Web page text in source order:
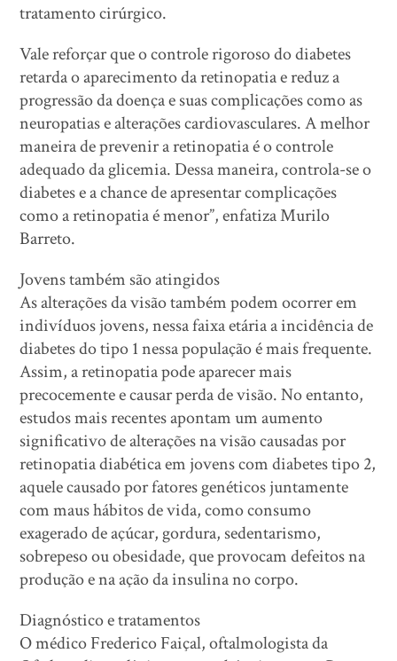
tratamento cirúrgico.
Vale reforçar que o controle rigoroso do diabetes
retarda o aparecimento da retinopatia e reduz a
progressão da doença e suas complicações como as
neuropatias e alterações cardiovasculares. A melhor
maneira de prevenir a retinopatia é o controle
adequado da glicemia. Dessa maneira, controla-se o
diabetes e a chance de apresentar complicações
como a retinopatia é menor”, enfatiza Murilo
Barreto.
Jovens também são atingidos
As alterações da visão também podem ocorrer em
indivíduos jovens, nessa faixa etária a incidência de
diabetes do tipo 1 nessa população é mais frequente.
Assim, a retinopatia pode aparecer mais
precocemente e causar perda de visão. No entanto,
estudos mais recentes apontam um aumento
significativo de alterações na visão causadas por
retinopatia diabética em jovens com diabetes tipo 2,
aquele causado por fatores genéticos juntamente
com maus hábitos de vida, como consumo
exagerado de açúcar, gordura, sedentarismo,
sobrepeso ou obesidade, que provocam defeitos na
produção e na ação da insulina no corpo.
Diagnóstico e tratamentos
O médico Frederico Faiçal, oftalmologista da